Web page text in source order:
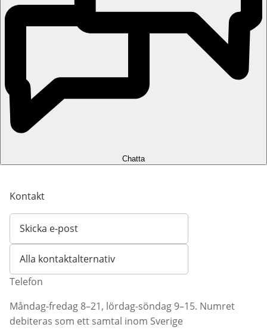
Chatta
Kontakt
Skicka e-post
Öppnar e-postklient
Alla kontaktalternativ
Telefon
Måndag-fredag 8–21, lördag-söndag 9–15. Numret
debiteras som ett samtal inom Sverige